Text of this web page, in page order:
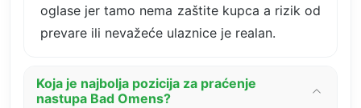
oglase jer tamo nema zaštite kupca a rizik od
prevare ili nevažeće ulaznice je realan.
Koja je najbolja pozicija za praćenje
nastupa Bad Omens?